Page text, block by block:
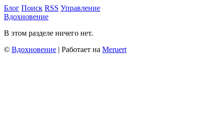
Блог Поиск RSS Управление
Вдохновение
В этом разделе ничего нет.
© Вдохновение | Работает на Meruert